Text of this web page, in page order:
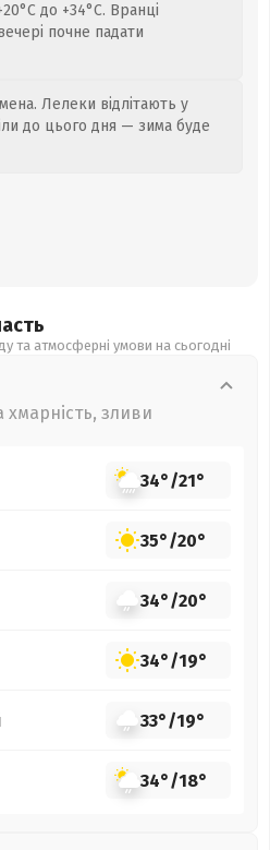
до +34°C. Вранці
почне падати
Лелеки відлітають у
до цього дня — зима буде
та атмосферні умови на сьогодні
хмарність, зливи
34°/21°
35°/20°
34°/20°
34°/19°
33°/19°
34°/18°